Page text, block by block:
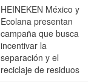
HEINEKEN México y
Ecolana presentan
campaña que busca
incentivar la
separación y el
reciclaje de residuos